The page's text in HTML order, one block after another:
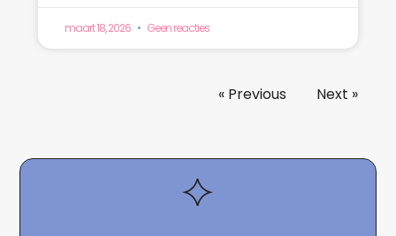
maart 18, 2026 Geen reacties
« Previous Next »